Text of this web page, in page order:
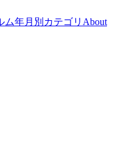
ム年月別 カテゴリ About